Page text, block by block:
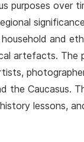
purposes over
and
artefacts. The
the Caucasus.
lessons,